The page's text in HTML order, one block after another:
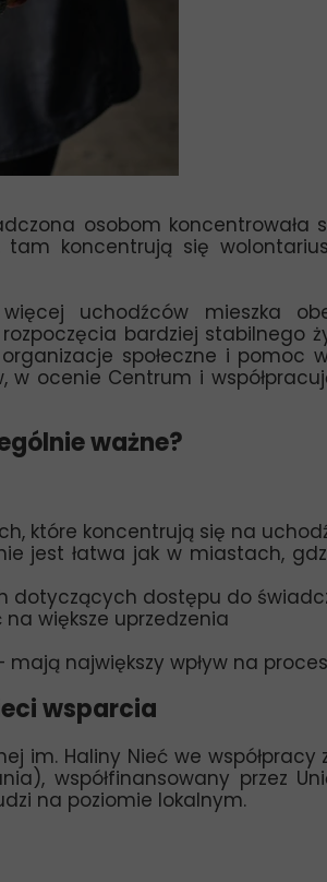
osobom koncentrowała
tam koncentrują się
uchodźców mieszka
bardziej stabilnego
społeczne i pomoc
ocenie Centrum i
ważne?
które koncentrują się na
jest łatwa jak w miastach,
dotyczących dostępu do
większe uprzedzenia
mają największy wpływ na
wsparcia
im. Haliny Nieć we
współfinansowany przez
na poziomie lokalnym.